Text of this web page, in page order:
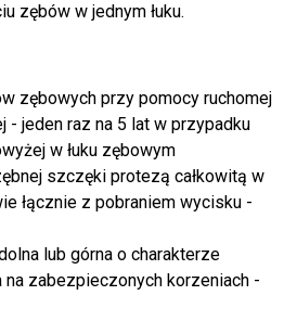
zębów w jednym łuku.
zębowych przy pomocy ruchomej
- jeden raz na 5 lat w przypadku
w łuku zębowym
szczęki protezą całkowitą w
łącznie z pobraniem wycisku -
lub górna o charakterze
na zabezpieczonych korzeniach -